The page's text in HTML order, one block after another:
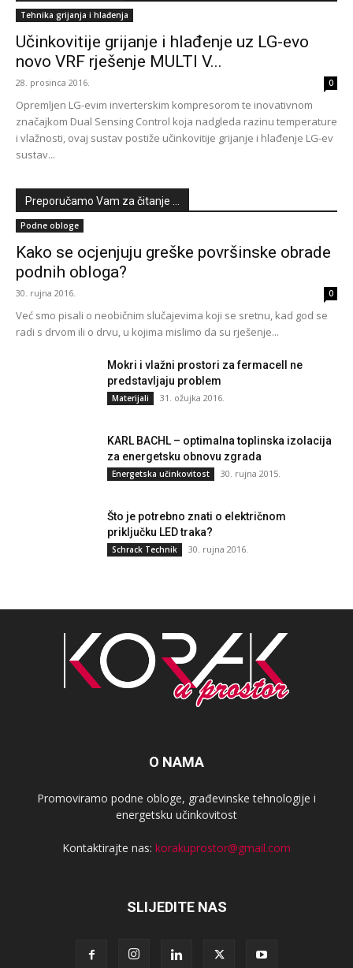
Tehnika grijanja i hlađenja
Učinkovitije grijanje i hlađenje uz LG-evo
novo VRF rješenje MULTI V...
28. prosinca 2016. 0
Opremljen LG-evim inverterskim kompresorom te inovativnom
značajkom Dual Sensing Control koja nadgleda razinu temperature
i vlažnosti, ovaj sustav postiže učinkovitije grijanje i hlađenje LG-ev
sustav...
Preporučamo Vam za čitanje ...
Podne obloge
Kako se ocjenjuju greške površinske obrade
podnih obloga?
30. rujna 2016. 0
Već smo pisali o neobičnim slučajevima koji se sretnu, kad god se
radi s drvom ili o drvu, u kojima mislimo da su rješenje...
Mokri i vlažni prostori za fermacell ne
predstavljaju problem
Materijali 31. ožujka 2016.
KARL BACHL – optimalna toplinska izolacija
za energetsku obnovu zgrada
Energetska učinkovitost 30. rujna 2015.
Što je potrebno znati o električnom
priključku LED traka?
Schrack Technik 30. rujna 2016.
O NAMA
Promoviramo podne obloge, građevinske tehnologije i
energetsku učinkovitost
Kontaktirajte nas: korakuprostor@gmail.com
SLIJEDITE NAS